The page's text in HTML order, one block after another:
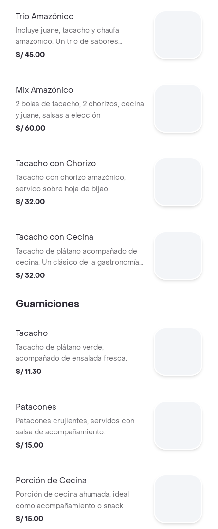
Trío Amazónico
Incluye juane, tacacho y chaufa
amazónico. Un trío de sabores
tradicionales de la Amazonía peruana.
S/ 45.00
Mix Amazónico
2 bolas de tacacho, 2 chorizos, cecina
y juane, salsas a elección
S/ 60.00
Tacacho con Chorizo
Tacacho con chorizo amazónico,
servido sobre hoja de bijao.
S/ 32.00
Tacacho con Cecina
Tacacho de plátano acompañado de
cecina. Un clásico de la gastronomía
amazónica.
S/ 32.00
Guarniciones
Tacacho
Tacacho de plátano verde,
acompañado de ensalada fresca.
S/ 11.30
Patacones
Patacones crujientes, servidos con
salsa de acompañamiento.
S/ 15.00
Porción de Cecina
Porción de cecina ahumada, ideal
como acompañamiento o snack.
S/ 15.00